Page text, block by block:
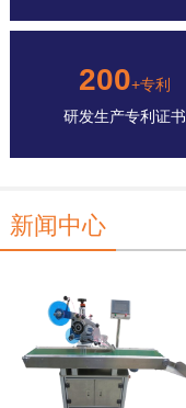
200+专利
研发生产专利证书
新闻中心